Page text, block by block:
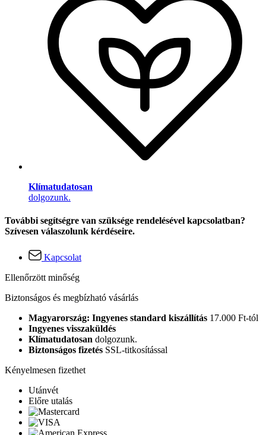
Klímatudatosan
dolgozunk.
További segítségre van szüksége rendelésével kapcsolatban?
Szívesen válaszolunk kérdéseire.
Kapcsolat
Ellenőrzött minőség
Biztonságos és megbízható vásárlás
Magyarország: Ingyenes standard kiszállítás 17.000 Ft-tól
Ingyenes visszaküldés
Klímatudatosan dolgozunk.
Biztonságos fizetés SSL-titkosítással
Kényelmesen fizethet
Utánvét
Előre utalás